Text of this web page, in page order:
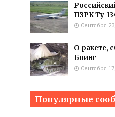
ПЗРК Ту-
Сентября
О ракете,
Боинг
Сентября
Популярные